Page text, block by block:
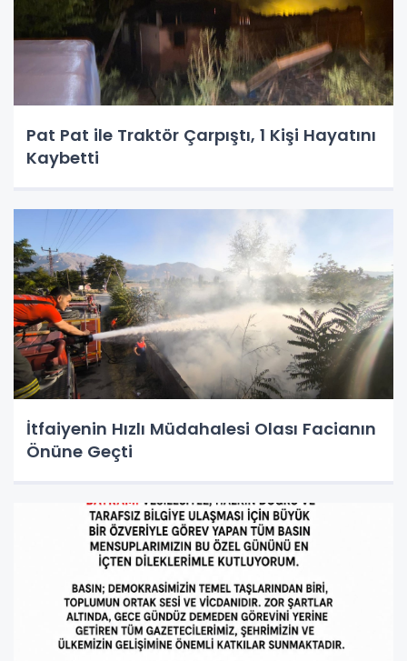
Pat Pat ile Traktör Çarpıştı, 1 Kişi Hayatını
Kaybetti
İtfaiyenin Hızlı Müdahalesi Olası Facianın
Önüne Geçti